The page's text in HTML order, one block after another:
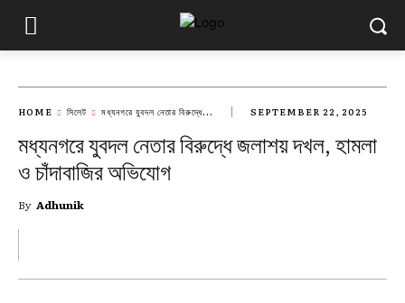
HOME সিলেট মধ্যনগরে যুবদল নেতার বিরুদ্ধে... SEPTEMBER 22, 2025
মধ্যনগরে যুবদল নেতার বিরুদ্ধে জলাশয় দখল, হামলা
ও চাঁদাবাজির অভিযোগ
By Adhunik